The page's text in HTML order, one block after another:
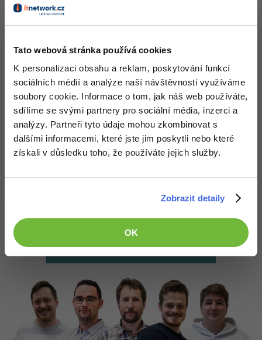
Tato webová stránka používá cookies
K personalizaci obsahu a reklam, poskytování funkcí
sociálních médií a analýze naší návštěvnosti využíváme
soubory cookie. Informace o tom, jak náš web používáte,
sdílíme se svými partnery pro sociální média, inzerci a
analýzy. Partneři tyto údaje mohou zkombinovat s
dalšími informacemi, které jste jim poskytli nebo které
získali v důsledku toho, že používáte jejich služby.
Zobrazit detaily
OK
Kurz zabere 1 den a má celkem
8 hodin
výuky . V našich kurzech se zaměřujeme
zejména na to, abys byl po jejich absolvování
schopný samostatně programovat
Začít kurz nyní
Lze studovat v rámci
akreditovaného kurzu MŠMT
Více informací